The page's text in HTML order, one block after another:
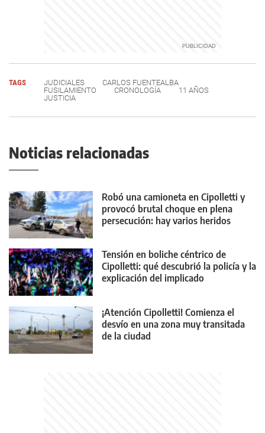
TAGS JUDICIALES
CARLOS FUENTEALBA
FUSILAMIENTO
CRONOLOGÍA
11 AÑOS
JUSTICIA
Noticias relacionadas
Robó una camioneta en Cipolletti y
provocó brutal choque en plena
persecución: hay varios heridos
Tensión en boliche céntrico de
Cipolletti: qué descubrió la policía y la
explicación del implicado
¡Atención Cipolletti! Comienza el
desvío en una zona muy transitada
de la ciudad